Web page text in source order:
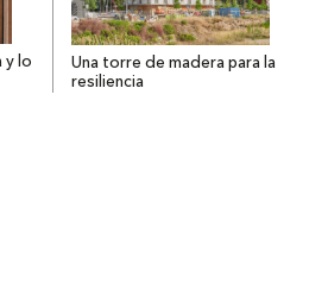
y lo
Una torre de madera para la
resiliencia